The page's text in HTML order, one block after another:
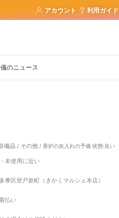
アカウント 利用ガイド
のニュース
備品 / その他 / 香炉の灰入れの予備 状態:良い
未使用に近い
摩区登戸新町（きかくマルシェ本店）
払い